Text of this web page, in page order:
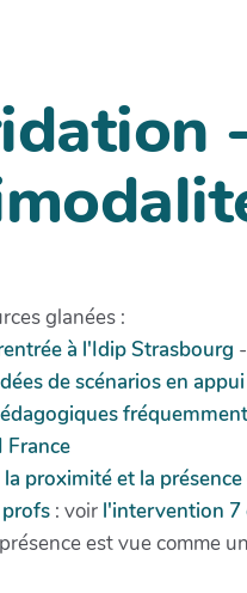
glanées :
à l'Idip Strasbourg
de scénarios en
France
la proximité et la
: voir l'intervention 7
est vue comme